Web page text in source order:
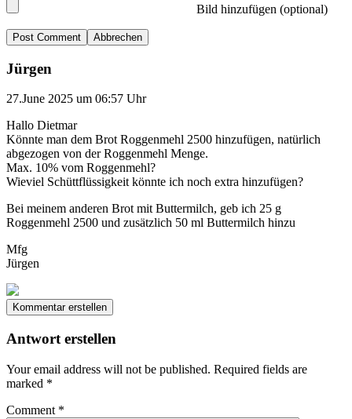
Bild hinzufügen (optional)
Abbrechen
Jürgen
27.June 2025 um 06:57 Uhr
Hallo Dietmar
Könnte man dem Brot Roggenmehl 2500 hinzufügen, natürlich
abgezogen von der Roggenmehl Menge.
Max. 10% vom Roggenmehl?
Wieviel Schüttflüssigkeit könnte ich noch extra hinzufügen?
Bei meinem anderen Brot mit Buttermilch, geb ich 25 g
Roggenmehl 2500 und zusätzlich 50 ml Buttermilch hinzu
Mfg
Jürgen
Kommentar erstellen
Antwort erstellen
Your email address will not be published. Required fields are
marked *
Comment *